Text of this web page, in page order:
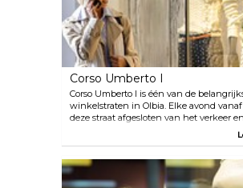
Corso Umberto I
Corso Umberto I is één van de
winkelstraten in Olbia. Elke avond vanaf
deze straat afgesloten van het verkeer
perfecte plek om te wandelen tussen